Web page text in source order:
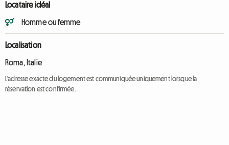
Locataire idéal
Homme ou femme
Localisation
Roma, Italie
L'adresse exacte du logement est communiquée uniquement lorsque la
réservation est confirmée.